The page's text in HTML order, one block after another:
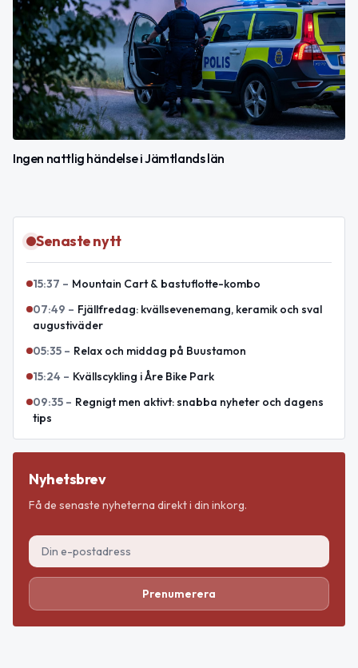
Ingen nattlig händelse i Jämtlands län
Senaste nytt
15:37 – Mountain Cart & bastuflotte-kombo
07:49 – Fjällfredag: kvällsevenemang, keramik och sval
augustiväder
05:35 – Relax och middag på Buustamon
15:24 – Kvällscykling i Åre Bike Park
09:35 – Regnigt men aktivt: snabba nyheter och dagens
tips
Nyhetsbrev
Få de senaste nyheterna direkt i din inkorg.
Prenumerera